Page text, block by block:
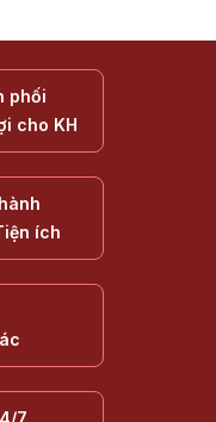
phối
cho KH
ích
7